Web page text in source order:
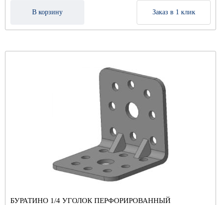
В корзину Заказ в 1 клик
БУРАТИНО 1/4 УГОЛОК ПЕРФОРИРОВАННЫЙ